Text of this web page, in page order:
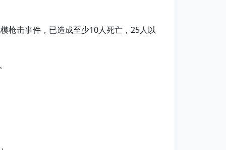
枪击事件，已造成至少10人死亡，25人以